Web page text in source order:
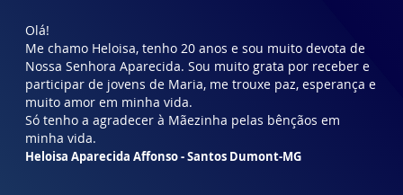
Olá!
Me chamo Heloisa, tenho 20 anos e sou muito devota de
Nossa Senhora Aparecida. Sou muito grata por receber e
participar de jovens de Maria, me trouxe paz, esperança e
muito amor em minha vida.
Só tenho a agradecer à Mãezinha pelas bênçãos em
minha vida.
Heloisa Aparecida Affonso - Santos Dumont-MG